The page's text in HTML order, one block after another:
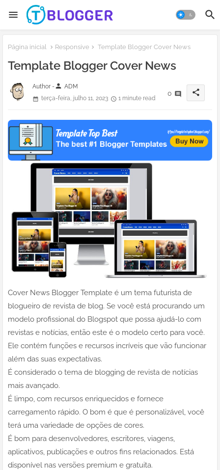
Página inicial Responsive Template Blogger Cover News
Template Blogger Cover News
Author -person ADM
terça-feira, julho 11, 2023
1 minute read
0 share
Cover News Blogger Template é um tema futurista de
blogueiro de revista de blog. Se você está procurando um
modelo profissional do Blogspot que possa ajudá-lo com
revistas e notícias, então este é o modelo certo para você.
Ele contém funções e recursos incríveis que vão funcionar
além das suas expectativas.
É considerado o tema de blogging de revista de notícias
mais avançado.
É limpo, com recursos enriquecidos e fornece
carregamento rápido. O bom é que é personalizável, você
terá uma variedade de opções de cores.
É bom para desenvolvedores, escritores, viagens,
aplicativos, publicações e outros fins relacionados. Está
disponível nas versões premium e gratuita.